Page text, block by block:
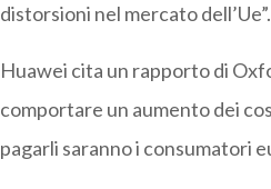
distorsioni nel mercato dell’Ue”.
Huawei cita un rapporto di
comportare un aumento dei
pagarli saranno i consumatori